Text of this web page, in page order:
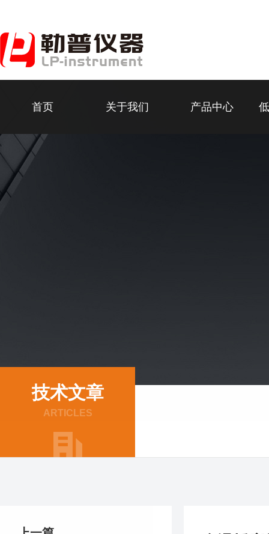
首页 关于我们 产品中心
技术文章
ARTICLES